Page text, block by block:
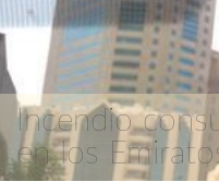
Incendio
en los